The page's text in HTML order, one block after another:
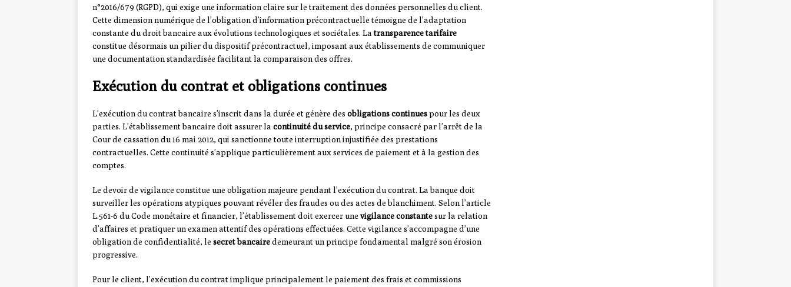
n°2016/679 (RGPD), qui exige une information claire sur le traitement des données personnelles du client.
Cette dimension numérique de l’obligation d’information précontractuelle témoigne de l’adaptation
constante du droit bancaire aux évolutions technologiques et sociétales. Latransparence tarifaire
constitue désormais un pilier du dispositif précontractuel, imposant aux établissements de communiquer
une documentation standardisée facilitant la comparaison des offres.
Exécution du contrat et obligations continues
L’exécution du contrat bancaire s’inscrit dans la durée et génère des obligations continuespour les deux
parties. L’établissement bancaire doit assurer la continuité du service, principe consacré par l’arrêt de la
Cour de cassation du 16 mai 2012, qui sanctionne toute interruption injustifiée des prestations
contractuelles. Cette continuité s’applique particulièrement aux services de paiement et à la gestion des
comptes.
Le devoir de vigilance constitue une obligation majeure pendant l’exécution du contrat. La banque doit
surveiller les opérations atypiques pouvant révéler des fraudes ou des actes de blanchiment. Selon l’article
L.561-6 du Code monétaire et financier, l’établissement doit exercer une vigilance constantesur la relation
d’affaires et pratiquer un examen attentif des opérations effectuées. Cette vigilance s’accompagne d’une
obligation de confidentialité, le secret bancairedemeurant un principe fondamental malgré son érosion
progressive.
Pour le client, l’exécution du contrat implique principalement le paiement des frais et commissions